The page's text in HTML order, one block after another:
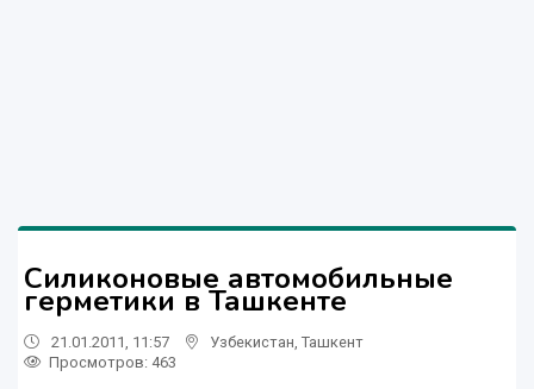
Силиконовые автомобильные
герметики в Ташкенте
21.01.2011, 11:57 Узбекистан Ташкент
Просмотров: 463